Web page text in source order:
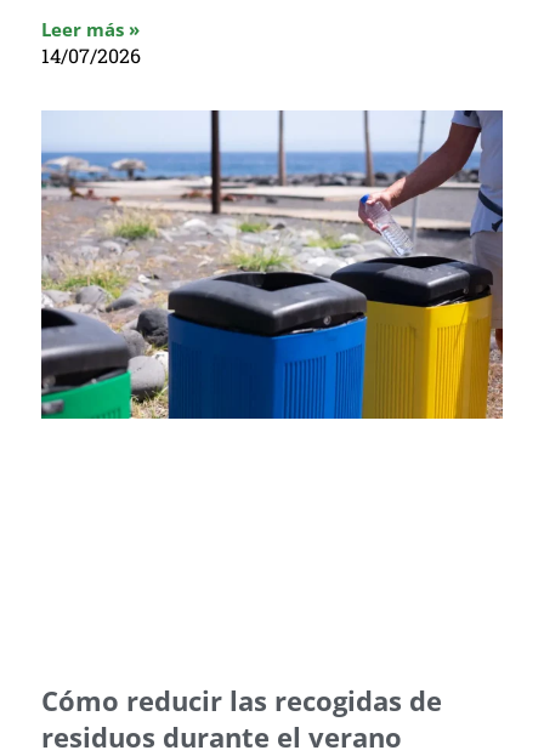
Leer más »
14/07/2026
Cómo reducir las recogidas de
residuos durante el verano